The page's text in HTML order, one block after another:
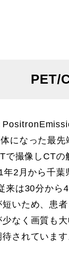
PET/
になった最
で撮像しCT
2月から千
来は30分か
いため、患
なく画質も
されています